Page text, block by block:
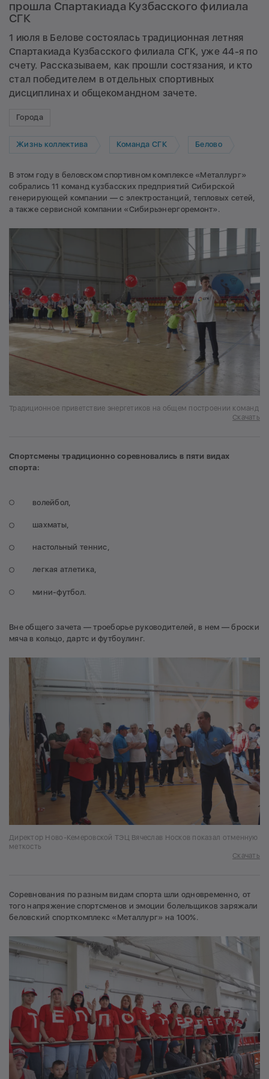
прошла Спартакиада Кузбасского филиала
СГК
1 июля в Белове состоялась традиционная летняя
Спартакиада Кузбасского филиала СГК, уже 44-я по
счету. Рассказываем, как прошли состязания, и кто
стал победителем в отдельных спортивных
дисциплинах и общекомандном зачете.
Города
Жизнь коллектива Команда СГК Белово
В этом году в беловском спортивном комплексе «Металлург»
собрались 11 команд кузбасских предприятий Сибирской
генерирующей компании — с электростанций, тепловых сетей,
а также сервисной компании «Сибирьэнергоремонт».
Традиционное приветствие энергетиков на общем построении команд
Скачать
Спортсмены традиционно соревновались в пяти видах
спорта:
волейбол,
шахматы,
настольный теннис,
легкая атлетика,
мини-футбол.
Вне общего зачета — троеборье руководителей, в нем — броски
мяча в кольцо, дартс и футбоулинг.
Директор Ново-Кемеровской ТЭЦ Вячеслав Носков показал отменную
меткость
Скачать
Соревнования по разным видам спорта шли одновременно, от
того напряжение спортсменов и эмоции болельщиков заряжали
беловский спорткомплекс «Металлург» на 100%.